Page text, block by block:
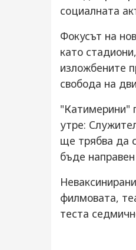
социалната
Фокусът на
като
изложбените
свобода на
"Катимерини"
утре:
ще трябва да
бъде
филмовата,
теста